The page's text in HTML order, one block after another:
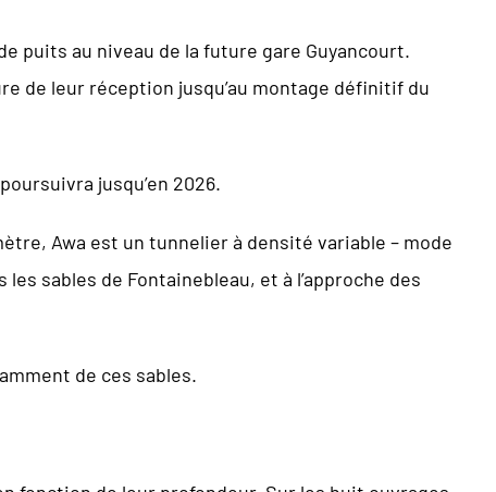
puits au niveau de la future gare Guyancourt.
de leur réception jusqu’au montage définitif du
jusqu’en 2026.
Awa est un tunnelier à densité variable – mode
sables de Fontainebleau, et à l’approche des
de ces sables.